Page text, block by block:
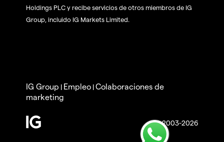
Holdings PLC y recibe servicios de otros miembros de IG
Group, incluido IG Markets Limited.
© 2003-2026
IG Group | Empleo |Colaboraciones de
marketing